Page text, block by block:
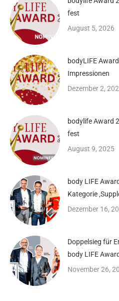
fest
August 5, 2026
bodyLIFE
Impressionen
Dezember 2,
bodylife Award
fest
August 9, 2025
body LIFE
Kategorie
Dezember 16,
Doppelsieg für
body LIFE Award
November 26,